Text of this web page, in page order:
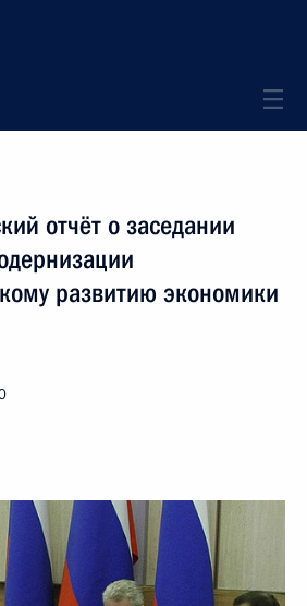
отчёт о заседании
развитию экономики